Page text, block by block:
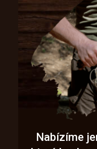
Nabízíme